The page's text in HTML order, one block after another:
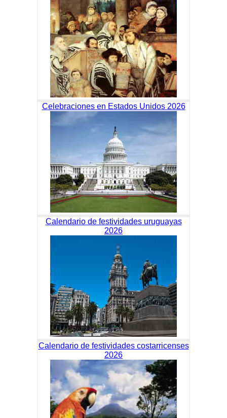
Celebraciones en Estados Unidos 2026
Calendario de festividades uruguayas
2026
Calendario de festividades costarricenses
2026